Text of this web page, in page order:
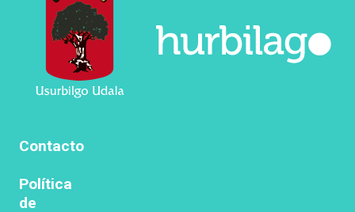
Contacto
Política
de